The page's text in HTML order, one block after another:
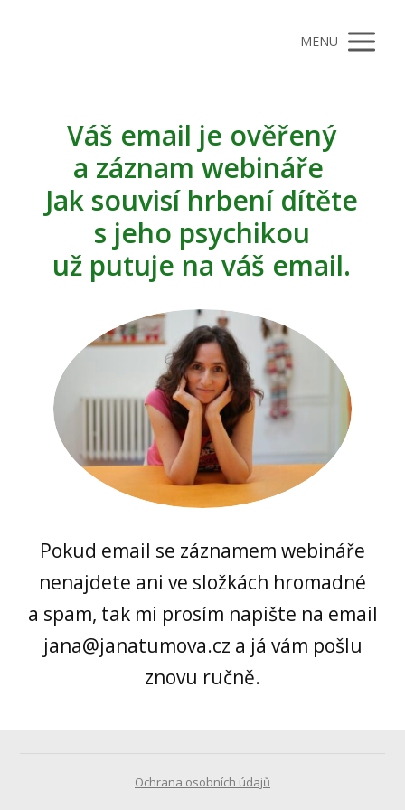
MENU
Váš email je ověřený
a záznam webináře
Jak souvisí hrbení dítěte
s jeho psychikou
už putuje na váš email.
Pokud email se záznamem webináře
nenajdete ani ve složkách hromadné
a spam, tak mi prosím napište na email
jana@janatumova.cz a já vám pošlu
znovu ručně.
Ochrana osobních údajů